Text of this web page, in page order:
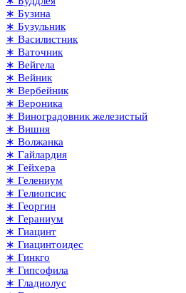
∗ Бузина
∗ Бузульник
∗ Василистник
∗ Ваточник
∗ Вейгела
∗ Вейник
∗ Вербейник
∗ Вероника
∗ Виноградовник железистый
∗ Вишня
∗ Волжанка
∗ Гайлардия
∗ Гейхера
∗ Гелениум
∗ Гелиопсис
∗ Георгин
∗ Гераниум
∗ Гиацинт
∗ Гиацинтоидес
∗ Гинкго
∗ Гипсофила
∗ Гладиолус